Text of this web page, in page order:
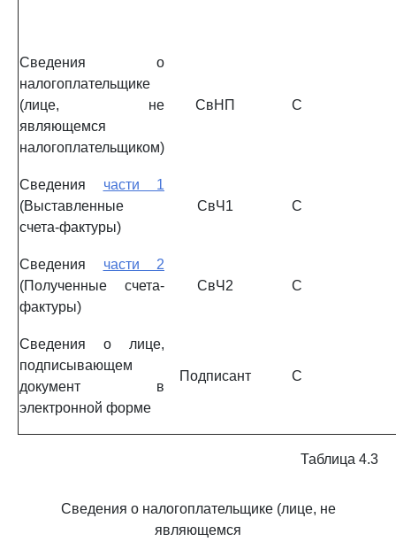
Сведения о
налогоплательщике
(лице, не
являющемся
налогоплательщиком)
СвНП С
Сведения части 1
(Выставленные
счета-фактуры)
СвЧ1 С
Сведения части 2
(Полученные счета-
фактуры)
СвЧ2 С
Сведения о лице,
подписывающем
документ в
электронной форме
Подписант С
Таблица 4.3
Сведения о налогоплательщике (лице, не
являющемся